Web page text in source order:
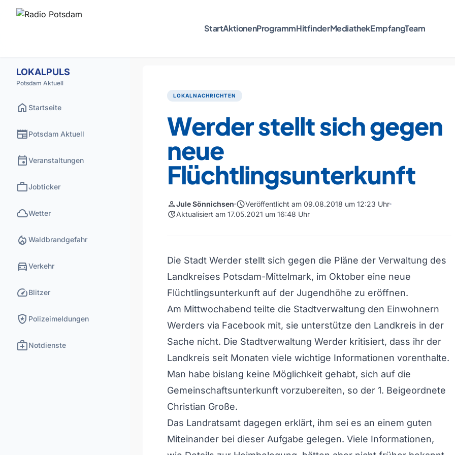
StartAktionenProgrammHitfinderMediathekEmpfangTeam
LOKALPULS
Potsdam Aktuell
home Startseite
newspaperPotsdam Aktuell
eventVeranstaltungen
workJobticker
cloudWetter
local_fire_department Waldbrandgefahr
directions_carVerkehr
speedBlitzer
local_police Polizeimeldungen
medical_servicesNotdienste
LOKALNACHRICHTEN
Werder stellt sich gegen
neue
Flüchtlingsunterkunft
personJule Sönnichsen scheduleVeröffentlicht am 09.08.2018 um 12:23 Uhr
updateAktualisiert am 17.05.2021 um 16:48 Uhr
Die Stadt Werder stellt sich gegen die Pläne der Verwaltung des
Landkreises Potsdam-Mittelmark, im Oktober eine neue
Flüchtlingsunterkunft auf der Jugendhöhe zu eröffnen.
Am Mittwochabend teilte die Stadtverwaltung den Einwohnern
Werders via Facebook mit, sie unterstütze den Landkreis in der
Sache nicht. Die Stadtverwaltung Werder kritisiert, dass ihr der
Landkreis seit Monaten viele wichtige Informationen vorenthalte.
Man habe bislang keine Möglichkeit gehabt, sich auf die
Gemeinschaftsunterkunft vorzubereiten, so der 1. Beigeordnete
Christian Große.
Das Landratsamt dagegen erklärt, ihm sei es an einem guten
Miteinander bei dieser Aufgabe gelegen. Viele Informationen,